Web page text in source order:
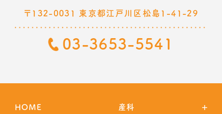
〒132-0031 東京都江戸川区松島1-41-29
03-3653-5541
HOME 産科